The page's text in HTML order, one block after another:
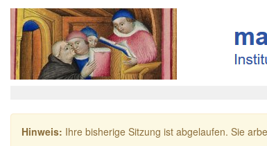
Hinweis: Ihre bisherige Sitzung ist abgelaufen. Sie